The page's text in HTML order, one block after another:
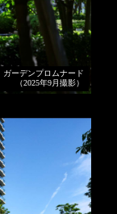
ガーデンプロムナード
（2025年9月撮影）